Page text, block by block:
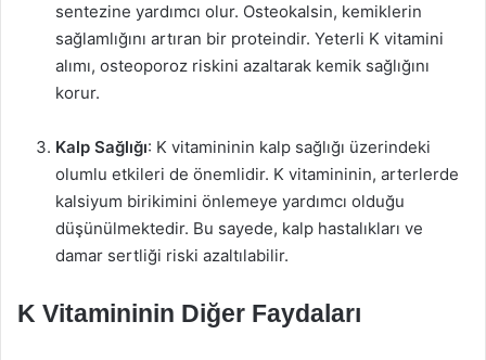
sentezine yardımcı olur. Osteokalsin, kemiklerin
sağlamlığını artıran bir proteindir. Yeterli K vitamini
alımı, osteoporoz riskini azaltarak kemik sağlığını
korur.
Kalp Sağlığı: K vitamininin kalp sağlığı üzerindeki
olumlu etkileri de önemlidir. K vitamininin, arterlerde
kalsiyum birikimini önlemeye yardımcı olduğu
düşünülmektedir. Bu sayede, kalp hastalıkları ve
damar sertliği riski azaltılabilir.
K Vitamininin Diğer Faydaları